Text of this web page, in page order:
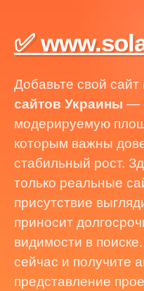
✅
Добавьте свой сайт
сайтов Украины —
модерируемую
которым важны
стабильный рост.
только реальные
присутствие
приносит
видимости в
сейчас и получите
представление